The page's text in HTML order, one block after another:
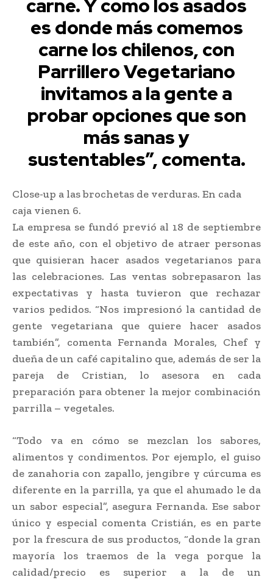
carne. Y como los asados
es donde más comemos
carne los chilenos, con
Parrillero Vegetariano
invitamos a la gente a
probar opciones que son
más sanas y
sustentables”, comenta.
Close-up a las brochetas de verduras. En cada
caja vienen 6.
La empresa se fundó previó al 18 de septiembre
de este año, con el objetivo de atraer personas
que quisieran hacer asados vegetarianos para
las celebraciones. Las ventas sobrepasaron las
expectativas y hasta tuvieron que rechazar
varios pedidos. “Nos impresionó la cantidad de
gente vegetariana que quiere hacer asados
también”, comenta Fernanda Morales, Chef y
dueña de un café capitalino que, además de ser la
pareja de Cristian, lo asesora en cada
preparación para obtener la mejor combinación
parrilla – vegetales.
“Todo va en cómo se mezclan los sabores,
alimentos y condimentos. Por ejemplo, el guiso
de zanahoria con zapallo, jengibre y cúrcuma es
diferente en la parrilla, ya que el ahumado le da
un sabor especial”, asegura Fernanda. Ese sabor
único y especial comenta Cristián, es en parte
por la frescura de sus productos, “donde la gran
mayoría los traemos de la vega porque la
calidad/precio es superior a la de un